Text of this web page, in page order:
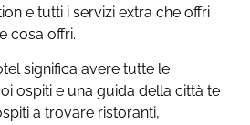
e tutti i servizi extra che offri
cosa offri.
significa avere tutte le
ospiti e una guida della città te
a trovare ristoranti,